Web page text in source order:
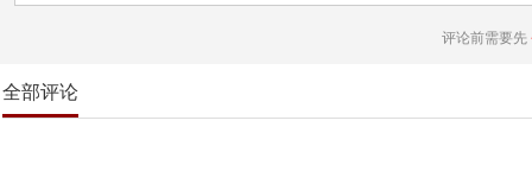
评论前需要先
全部评论